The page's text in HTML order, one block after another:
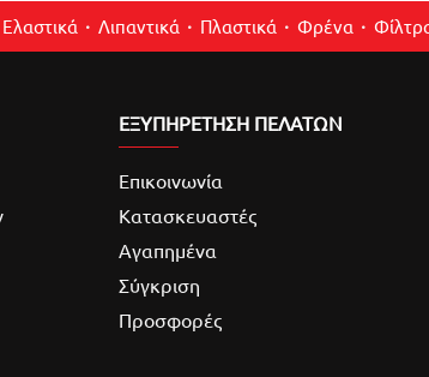
Ελαστικά Λιπαντικά Πλαστικά Φρένα
ΕΞΥΠΗΡΕΤΗΣΗ ΠΕΛΑΤΩΝ
Επικοινωνία
Κατασκευαστές
Αγαπημένα
Σύγκριση
Προσφορές